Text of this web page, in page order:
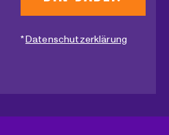
*Datenschutzerklärung